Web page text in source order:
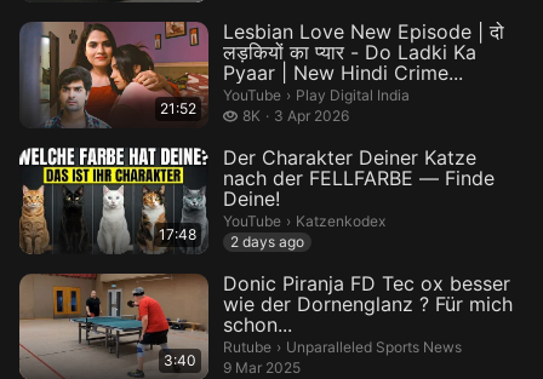
21:52
Lesbian Love New Episode | दो
लड़कियों का प्यार - Do Ladki Ka
Pyaar | New Hindi Crime...
YouTube › Play Digital India.
Play Digital India
8K
8 thousand views
3 Apr 2026
17:48
Der Charakter Deiner Katze
nach der FELLFARBE — Finde
Deine!
YouTube › Katzenkodex.
Katzenkodex
2 days ago
3:40
Donic Piranja FD Tec ox besser
wie der Dornenglanz ? Für mich
schon...
Rutube › Unparalleled Sports News.
Unparalleled Sports News
9 Mar 2025